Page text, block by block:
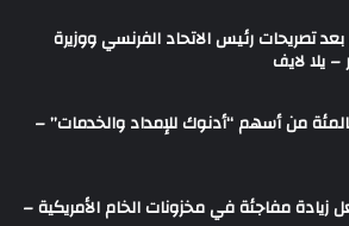
تصريحات رئيس الاتحاد الفرنسي ووزيرة
– يلا لايف
تعتزم طرح 15 بالمئة من أسهم “أدنوك للإمداد والخدمات” –
زيادة مفاجئة في مخزونات الخام الأمريكية –